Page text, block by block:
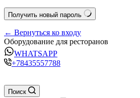
Получить новый пароль
← Вернуться ко входу
Оборудование для ресторанов
WHATSAPP
+78435557788
Поиск